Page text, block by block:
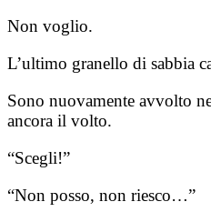
Non voglio.
L’ultimo granello di sabbia
Sono nuovamente avvolto
ancora il volto.
“Scegli!”
“Non posso, non riesco…”